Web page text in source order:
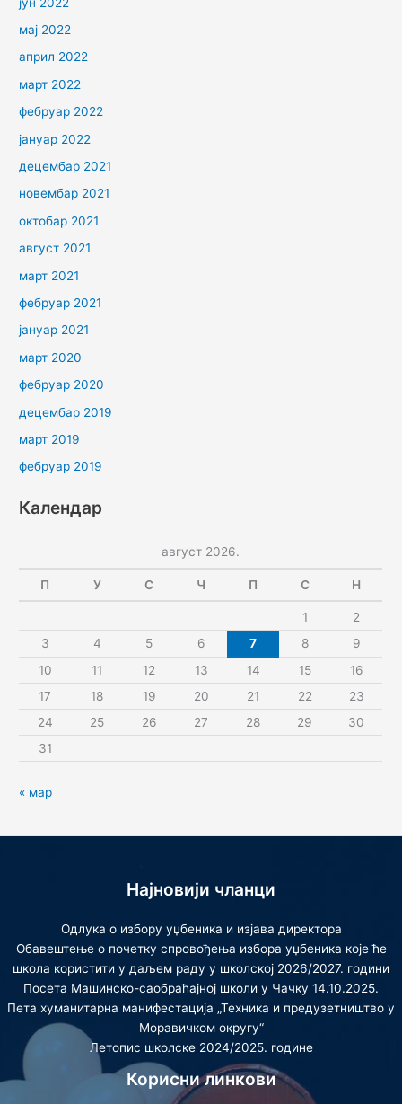
мај 2022
април 2022
март 2022
фебруар 2022
јануар 2022
децембар 2021
новембар 2021
октобар 2021
август 2021
март 2021
фебруар 2021
јануар 2021
март 2020
фебруар 2020
децембар 2019
март 2019
фебруар 2019
Календар
август 2026.
П У С Ч П С Н
1
2
3
4 5 6 7 8
9
10
11 12 13 14 15
16
17
18 19 20 21 22
23
24
25 26 27 28 29
30
31
« мар
Најновији чланци
Одлука о избору уџбеника и изјава директора
Обавештење о почетку спровођења избора уџбеника које ће
школа користити у даљем раду у школској 2026/2027. години
Посета Машинско-саобраћајној школи у Чачку 14.10.2025.
Пета хуманитарна манифестација „Техника и предузетништво у
Моравичком округу“
Летопис школске 2024/2025. године
Корисни линкови